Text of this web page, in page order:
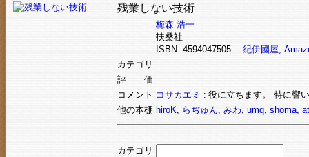
残業しない技術
梅森 浩一
扶桑社
ISBN: 4594047505 紀伊國屋,
カテゴリ
評 価
コメント コサカエミ : 役に立ちます。 特に響
他の本棚 hiroK, らぢゅん, みわ, umq, shoma,
カテゴリ